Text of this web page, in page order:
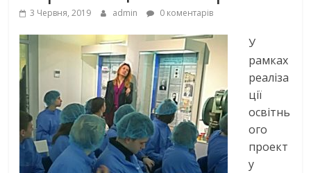
3 Червня, 2019 admin 0 коментарів
У
рамках
реаліза
ції
освітнь
ого
проект
у